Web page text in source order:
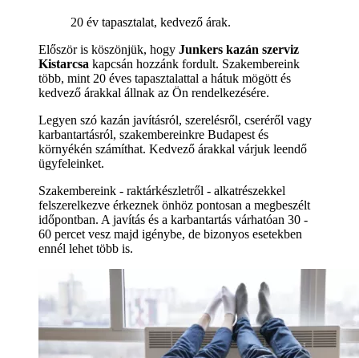
20 év tapasztalat, kedvező árak.
Először is köszönjük, hogy Junkers kazán szerviz
Kistarcsa kapcsán hozzánk fordult. Szakembereink
több, mint 20 éves tapasztalattal a hátuk mögött és
kedvező árakkal állnak az Ön rendelkezésére.
Legyen szó kazán javításról, szerelésről, cseréről vagy
karbantartásról, szakembereinkre Budapest és
környékén számíthat. Kedvező árakkal várjuk leendő
ügyfeleinket.
Szakembereink - raktárkészletről - alkatrészekkel
felszerelkezve érkeznek önhöz pontosan a megbeszélt
időpontban. A javítás és a karbantartás várhatóan 30 -
60 percet vesz majd igénybe, de bizonyos esetekben
ennél lehet több is.